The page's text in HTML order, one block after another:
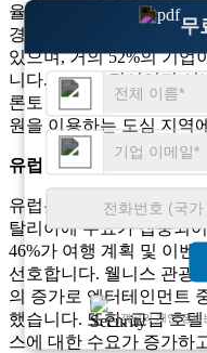
무
고객님의 개인 정
율의 38% 이상을 차지합
경영진 지원 서비스에 대
있으며, 거의 52%의 기업
니다. 럭셔리 컨시어지 서
론토 등 고소득 가구의
원을 이용하는 도심 지역
유럽
유럽은 세계 시장의 약
탈리아에 수요가 집중되
46%가 여행 계획 및 이벤
선호합니다. 웰니스 관광,
의 증가로 엔터테인먼트
했습니다. 또한, 고급 호
스에 대한 수요가 증가하